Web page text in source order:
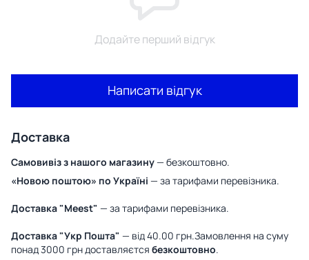
Додайте перший відгук
Написати відгук
Доставка
Самовивіз з нашого магазину— безкоштовно.
«Новою поштою» по Україні — за тарифами перевізника.
Доставка "Meest" — за тарифами перевізника.
Доставка "Укр Пошта" — від 40.00 грн.Замовлення на суму
понад 3000 грн доставляєтся безкоштовно.